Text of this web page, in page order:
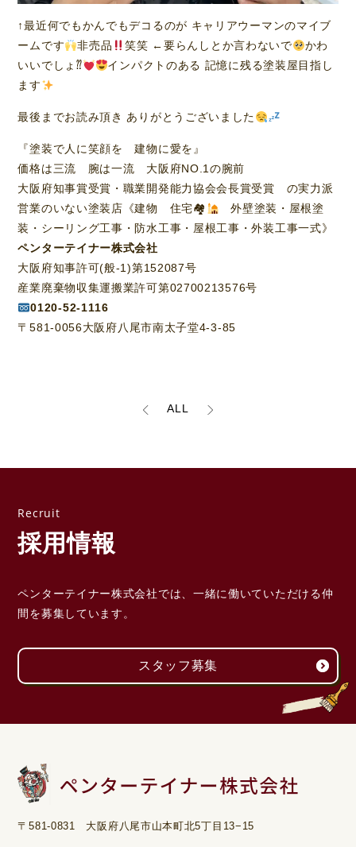
↑最近何でもかんでもデコるのが キャリアウーマンのマイブ
ームです
非売品 笑笑 ←要らんしとか言わないで
かわ
いいでしょ⁇
インパクトのある 記憶に残る塗装屋目指し
ます
最後までお読み頂き ありがとうございました
『塗装で人に笑顔を 建物に愛を』
価格は三流 腕は一流 大阪府NO.1の腕前
大阪府知事賞受賞・職業開発能力協会会長賞受賞 の実力派
営業のいない塗装店《建物 住宅🏘
外壁塗装・屋根塗
装・シーリング工事・防水工事・屋根工事・外装工事一式》
ペンターテイナー株式会社
大阪府知事許可(般-1)第152087号
産業廃棄物収集運搬業許可第02700213576号
0120-52-1116
〒581-0056大阪府八尾市南太子堂4-3-85
ALL
採用情報
ペンターテイナー株式会社では、一緒に働いていただける仲
間を募集しています。
スタッフ募集
〒581-0831 大阪府八尾市山本町北5丁目13−15